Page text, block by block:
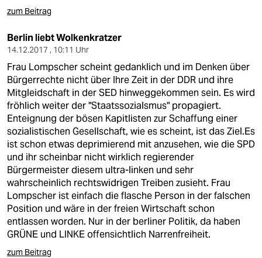
zum Beitrag
Berlin liebt Wolkenkratzer
14.12.2017 , 10:11 Uhr
Frau Lompscher scheint gedanklich und im Denken über
Bürgerrechte nicht über Ihre Zeit in der DDR und ihre
Mitgleidschaft in der SED hinweggekommen sein. Es wird
fröhlich weiter der "Staatssozialsmus" propagiert.
Enteignung der bösen Kapitlisten zur Schaffung einer
sozialistischen Gesellschaft, wie es scheint, ist das Ziel.Es
ist schon etwas deprimierend mit anzusehen, wie die SPD
und ihr scheinbar nicht wirklich regierender
Bürgermeister diesem ultra-linken und sehr
wahrscheinlich rechtswidrigen Treiben zusieht. Frau
Lompscher ist einfach die flasche Person in der falschen
Position und wäre in der freien Wirtschaft schon
entlassen worden. Nur in der berliner Politik, da haben
GRÜNE und LINKE offensichtlich Narrenfreiheit.
zum Beitrag